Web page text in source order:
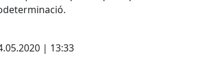
| 13:33